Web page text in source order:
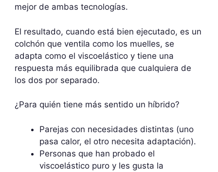
mejor de ambas tecnologías.
El resultado, cuando está bien ejecutado, es un
colchón que ventila como los muelles, se
adapta como el viscoelástico y tiene una
respuesta más equilibrada que cualquiera de
los dos por separado.
¿Para quién tiene más sentido un híbrido?
Parejas con necesidades distintas (uno
pasa calor, el otro necesita adaptación).
Personas que han probado el
viscoelástico puro y les gusta la